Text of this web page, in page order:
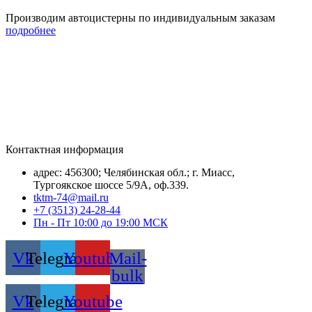
Производим автоцистерны по индивидуальным заказам
подробнее
Контактная информация
адрес: 456300; Челябинская обл.; г. Миасс,
Тургоякское шоссе 5/9А, оф.339.
tktm-74@mail.ru
+7 (3513) 24-28-44
Пн - Пт 10:00 до 19:00 МСК
VkTelegramYoutubeMail-
bulk
VkTelegramYoutube